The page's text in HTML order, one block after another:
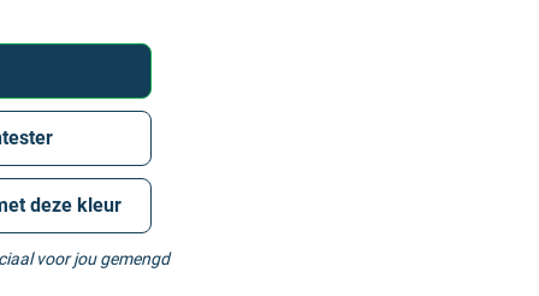
deze kleur
voor jou gemengd